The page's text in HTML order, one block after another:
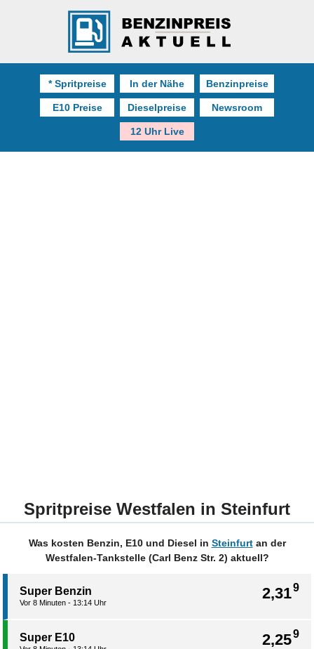
* Spritpreise In der Nähe Benzinpreise
E10 Preise Dieselpreise Newsroom
12 Uhr Live
Spritpreise Westfalen in Steinfurt
Was kosten Benzin, E10 und Diesel in Steinfurtan der
Westfalen-Tankstelle (Carl Benz Str. 2) aktuell?
2,319
Super Benzin
Vor 8 Minuten - 13:14 Uhr
2,259
Super E10